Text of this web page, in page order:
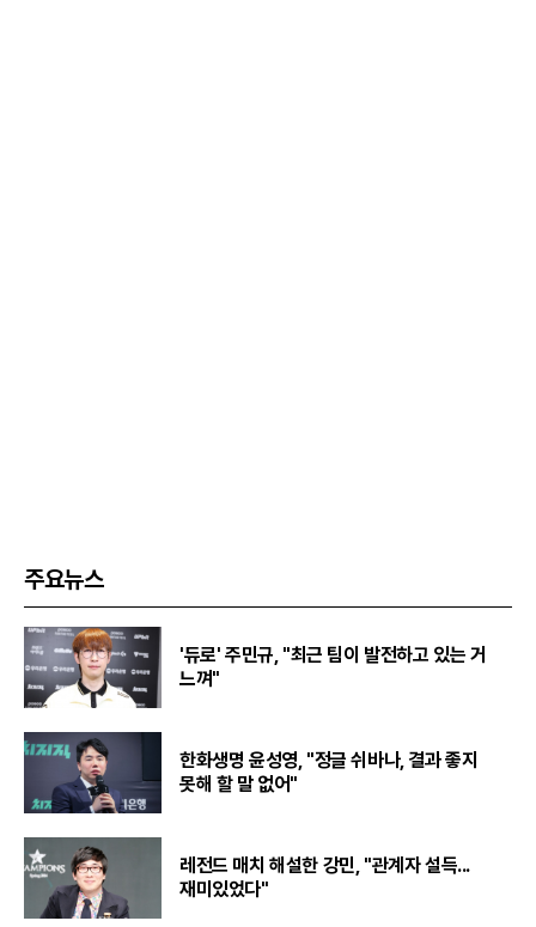
주요뉴스
'듀로' 주민규, "최근 팀이 발전하고 있는 거
느껴"
한화생명 윤성영, "정글 쉬바나, 결과 좋지
못해 할 말 없어"
레전드 매치 해설한 강민, "관계자 설득...
재미있었다"